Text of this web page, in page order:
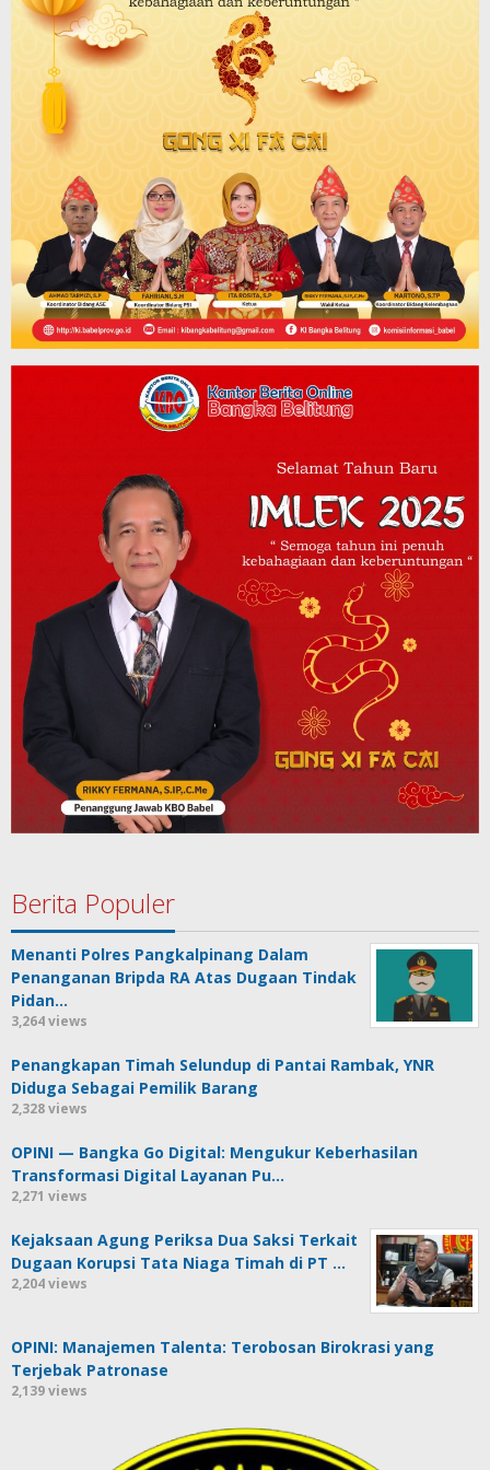
Berita Populer
Menanti Polres Pangkalpinang Dalam
Penanganan Bripda RA Atas Dugaan Tindak
Pidan…
3,264 views
Penangkapan Timah Selundup di Pantai Rambak, YNR
Diduga Sebagai Pemilik Barang
2,328 views
OPINI — Bangka Go Digital: Mengukur Keberhasilan
Transformasi Digital Layanan Pu…
2,271 views
Kejaksaan Agung Periksa Dua Saksi Terkait
Dugaan Korupsi Tata Niaga Timah di PT …
2,204 views
OPINI: Manajemen Talenta: Terobosan Birokrasi yang
Terjebak Patronase
2,139 views